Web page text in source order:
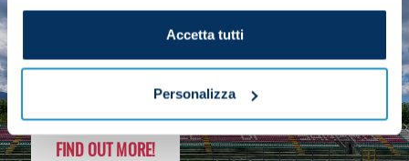
Accetta tutti
Personalizza
FOLLOW THE CHAMPS' JOURNEY
FIND OUT MORE!